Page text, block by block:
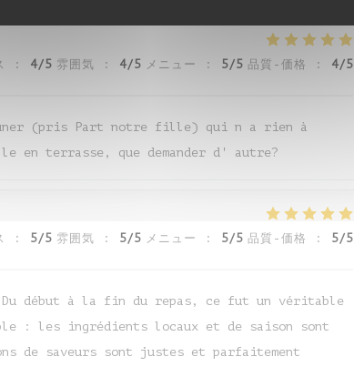
: 4/5 雰囲気 : 4/5 メニュー : 5/5 品質-価格 : 4/5
(pris Part notre fille) qui n a rien à
en terrasse, que demander d' autre?
: 5/5 雰囲気 : 5/5 メニュー : 5/5 品質-価格 : 5/5
! Du début à la fin du repas, ce fut un véritable
: les ingrédients locaux et de saison sont
de saveurs sont justes et parfaitement